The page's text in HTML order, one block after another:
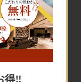
得‼